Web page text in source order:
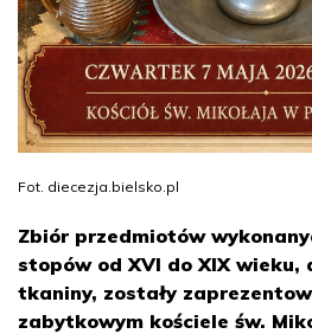
Fot. diecezja.bielsko.pl
Zbiór przedmiotów
stopów od XVI do XIX wieku,
tkaniny, zostały
zabytkowym kościele św.